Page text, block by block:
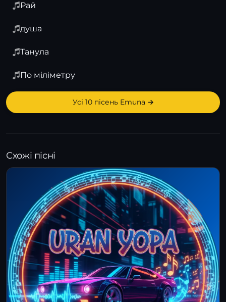
Рай
душа
Танула
По міліметру
Усі 10 пісень Emuna →
Схожі пісні